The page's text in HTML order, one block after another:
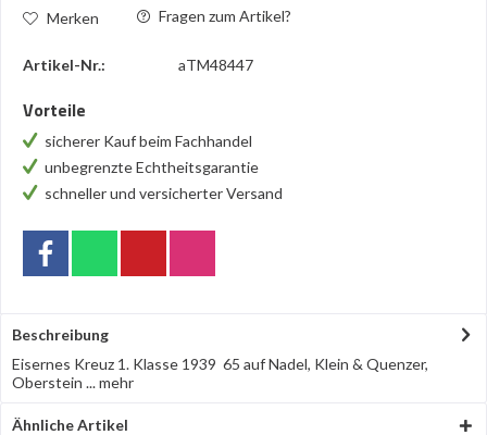
Merken Fragen zum Artikel?
Artikel-Nr.: aTM48447
Vorteile
sicherer Kauf beim Fachhandel
unbegrenzte Echtheitsgarantie
schneller und versicherter Versand
Beschreibung
Eisernes Kreuz 1. Klasse 1939 65 auf Nadel, Klein & Quenzer,
Oberstein ...mehr
Ähnliche Artikel